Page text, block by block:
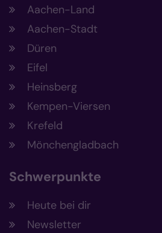
Aachen-Land
Aachen-Stadt
Düren
Eifel
Heinsberg
Kempen-Viersen
Krefeld
Mönchengladbach
Schwerpunkte
Heute bei dir
Newsletter